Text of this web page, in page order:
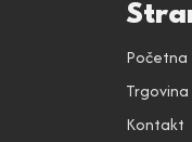
Početna
Trgovina
Kontakt